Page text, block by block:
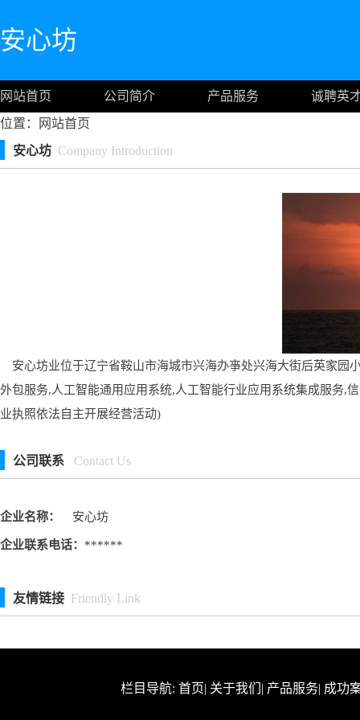
安心坊
网站首页 公司简介 产品服务
诚聘英
位置：
网站首页
安心坊 Company Introduction
安心坊业位于辽宁省鞍山市海城市兴海办亊处兴海大街后英家园
外包服务,人工智能通用应用系统,人工智能行业应用系统集成服务,
业执照依法自主开展经营活动)
公司联系 Contact Us
企业名称： 安心坊
企业联系电话： ******
友情链接 Friendly Link
栏目导航: 首页| 关于我们 | 产品服务| 成功